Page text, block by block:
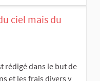
ciel mais du
rédigé dans le but de
et les frais divers y